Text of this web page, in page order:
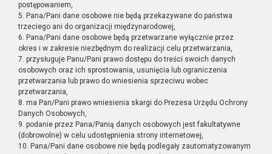
postępowaniem,
5. Pana/Pani dane osobowe nie będą przekazywane do państwa
trzeciego ani do organizacji międzynarodowej,
6. Pana/Pani dane osobowe będą przetwarzane wyłącznie przez
okres i w zakresie niezbędnym do realizacji celu przetwarzania,
7. przysługuje Panu/Pani prawo dostępu do treści swoich danych
osobowych oraz ich sprostowania, usunięcia lub ograniczenia
przetwarzania lub prawo do wniesienia sprzeciwu wobec
przetwarzania,
8. ma Pan/Pani prawo wniesienia skargi do Prezesa Urzędu Ochrony
Danych Osobowych,
9. podanie przez Pana/Panią danych osobowych jest fakultatywne
(dobrowolne) w celu udostępnienia strony internetowej,
10. Pana/Pani dane osobowe nie będą podlegały zautomatyzowanym